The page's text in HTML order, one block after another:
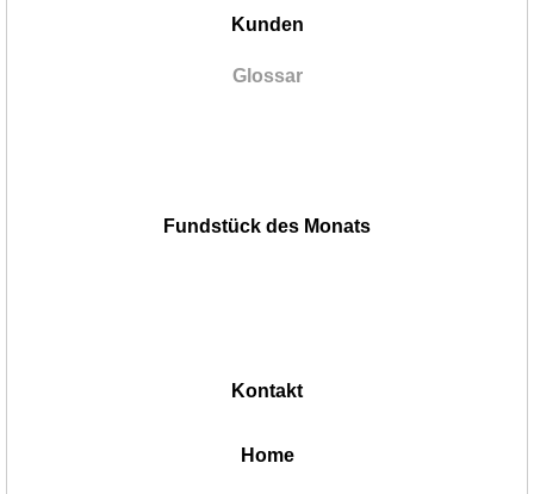
Kunden
Glossar
Fundstück des Monats
Kontakt
Home